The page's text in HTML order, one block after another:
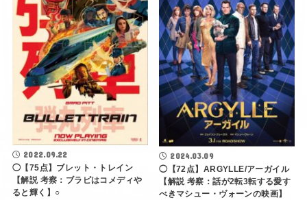
2022.09.22
◯【75点】ブレット・トレイン
【解説 考察：ブラピはコメディや
ると輝く】○
2024.03.09
◯【72点】ARGYLLE/アーガイル
【解説 考察：話が2転3転する愛す
べきマシュー・ヴォーンの映画】